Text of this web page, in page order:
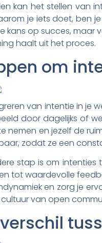
kan het stellen van
je iets doet, ben
kans op succes, maar
haalt uit het proces.
om
van intentie in je
door dagelijks of
nemen en jezelf de
zodat ze een
stap is om intenties
tot waardevolle
en zorg je
van open